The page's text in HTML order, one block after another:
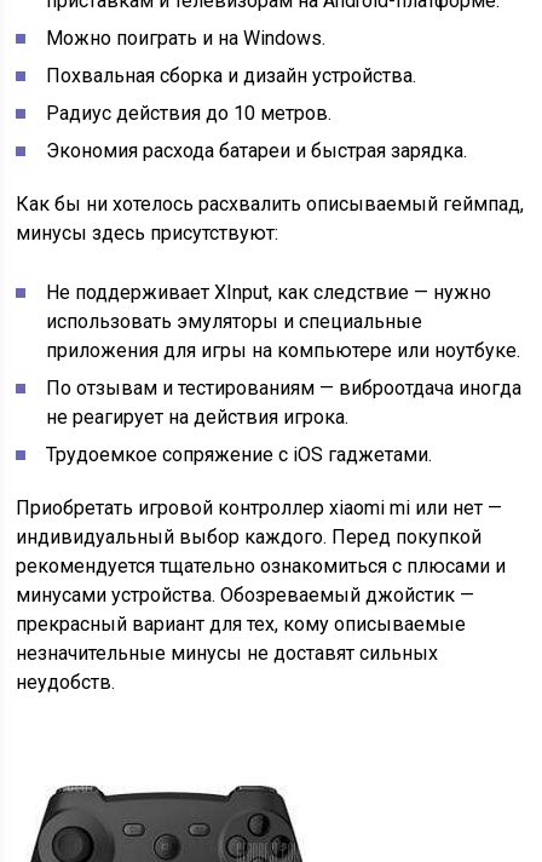
Можно поиграть и на Windows.
Похвальная сборка и дизайн устройства.
Радиус действия до 10 метров.
Экономия расхода батареи и быстрая зарядка.
Как бы ни хотелось расхвалить описываемый геймпад,
минусы здесь присутствуют:
Не поддерживает XInput, как следствие — нужно
использовать эмуляторы и специальные
приложения для игры на компьютере или ноутбуке.
По отзывам и тестированиям — виброотдача иногда
не реагирует на действия игрока.
Трудоемкое сопряжение с iOS гаджетами.
Приобретать игровой контроллер xiaomi mi или нет —
индивидуальный выбор каждого. Перед покупкой
рекомендуется тщательно ознакомиться с плюсами и
минусами устройства. Обозреваемый джойстик —
прекрасный вариант для тех, кому описываемые
незначительные минусы не доставят сильных
неудобств.